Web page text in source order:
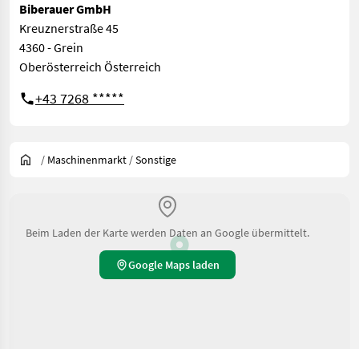
Biberauer GmbH
Kreuznerstraße 45
4360 - Grein
Oberösterreich Österreich
+43 7268 *****
/ Maschinenmarkt /Sonstige
Beim Laden der Karte werden Daten an Google übermittelt.
Google Maps laden